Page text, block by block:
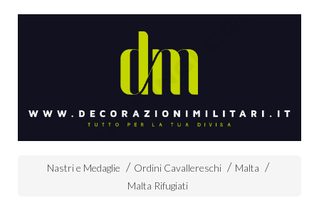
Nastri e Medaglie Ordini Cavallereschi
Malta
Malta Rifugiati